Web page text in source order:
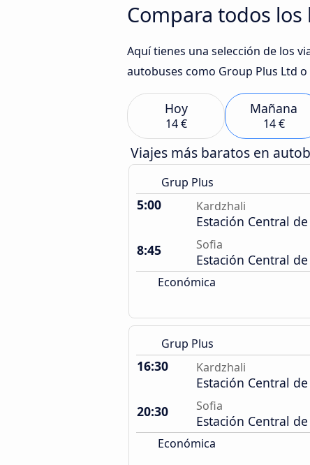
Compara todos
Aquí tienes una selección de los
autobuses como Group Plus Ltd
Hoy
14 €
Mañana
14 €
Viajes más baratos en
Grup Plus
5:00 Kardzhali
Estación Central
8:45
Sofia
Estación Central
Económica
Grup Plus
16:30 Kardzhali
Estación Central
20:30
Sofia
Estación Central
Económica